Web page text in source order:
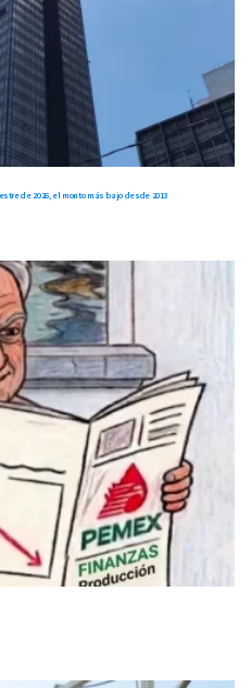
de 2026, el monto más bajo desde 2013